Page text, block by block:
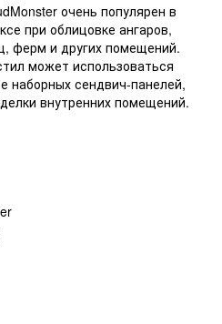
очень популярен в
при облицовке ангаров,
ферм и других помещений.
может использоваться
наборных сендвич-панелей,
внутренних помещений.